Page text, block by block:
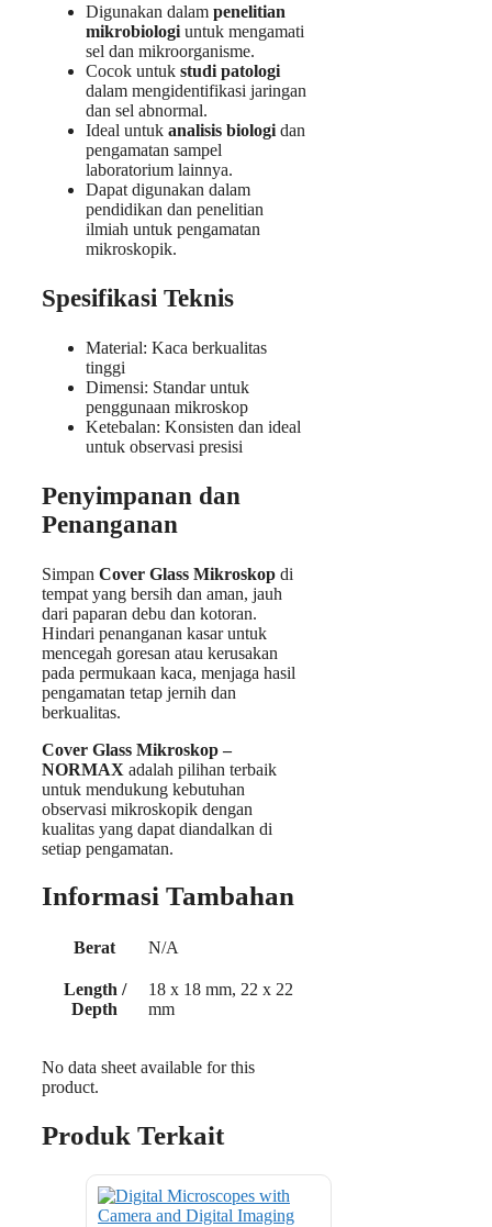
Digunakan dalam penelitian
mikrobiologi untuk mengamati
sel dan mikroorganisme.
Cocok untuk studi patologi
dalam mengidentifikasi jaringan
dan sel abnormal.
Ideal untuk analisis biologi dan
pengamatan sampel
laboratorium lainnya.
Dapat digunakan dalam
pendidikan dan penelitian
ilmiah untuk pengamatan
mikroskopik.
Spesifikasi Teknis
Material: Kaca berkualitas
tinggi
Dimensi: Standar untuk
penggunaan mikroskop
Ketebalan: Konsisten dan ideal
untuk observasi presisi
Penyimpanan dan
Penanganan
Simpan Cover Glass Mikroskop di
tempat yang bersih dan aman, jauh
dari paparan debu dan kotoran.
Hindari penanganan kasar untuk
mencegah goresan atau kerusakan
pada permukaan kaca, menjaga hasil
pengamatan tetap jernih dan
berkualitas.
Cover Glass Mikroskop –
NORMAX adalah pilihan terbaik
untuk mendukung kebutuhan
observasi mikroskopik dengan
kualitas yang dapat diandalkan di
setiap pengamatan.
Informasi Tambahan
Berat N/A
Length /
Depth
18 x 18 mm, 22 x 22
mm
No data sheet available for this
product.
Produk Terkait